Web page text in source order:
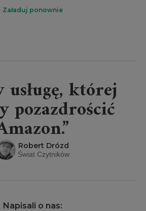
Załaduj ponownie
usługę, której
pozazdrościć
Robert Drózd
Świat Czytników
Napisali o nas: